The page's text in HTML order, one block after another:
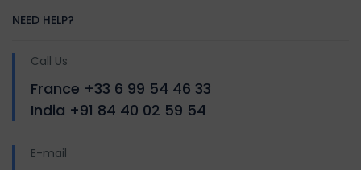
NEED HELP?
Call Us
France +33 6 99 54 46 33
India +91 84 40 02 59 54
E-mail